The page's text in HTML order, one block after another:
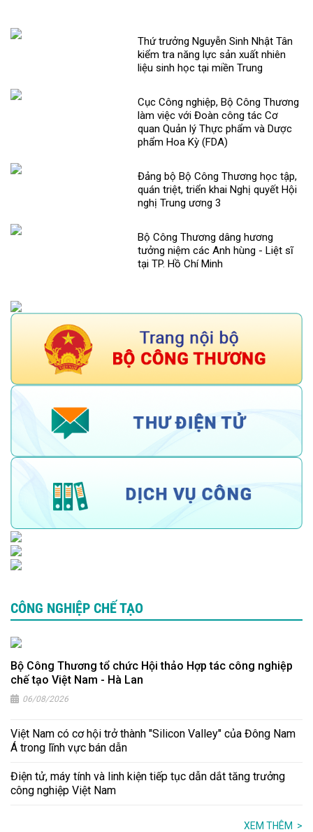
Thứ trưởng Nguyễn Sinh Nhật Tân
kiểm tra năng lực sản xuất nhiên
liệu sinh học tại miền Trung
Cục Công nghiệp, Bộ Công Thương
làm việc với Đoàn công tác Cơ
quan Quản lý Thực phẩm và Dược
phẩm Hoa Kỳ (FDA)
Đảng bộ Bộ Công Thương học tập,
quán triệt, triển khai Nghị quyết Hội
nghị Trung ương 3
Bộ Công Thương dâng hương
tưởng niệm các Anh hùng - Liệt sĩ
tại TP. Hồ Chí Minh
CÔNG NGHIỆP CHẾ TẠO
Bộ Công Thương tổ chức Hội thảo Hợp tác công nghiệp
chế tạo Việt Nam - Hà Lan
06/08/2026
Việt Nam có cơ hội trở thành "Silicon Valley" của Đông Nam
Á trong lĩnh vực bán dẫn
Điện tử, máy tính và linh kiện tiếp tục dẫn dắt tăng trưởng
công nghiệp Việt Nam
XEM THÊM >